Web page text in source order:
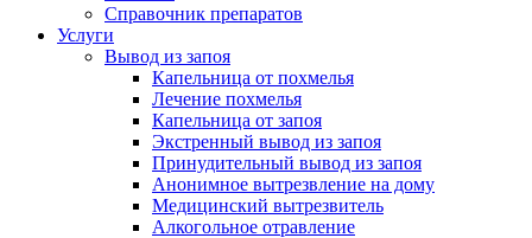
Справочник препаратов
Услуги
Вывод из запоя
Капельница от похмелья
Лечение похмелья
Капельница от запоя
Экстренный вывод из запоя
Принудительный вывод из запоя
Анонимное вытрезвление на дому
Медицинский вытрезвитель
Алкогольное отравление